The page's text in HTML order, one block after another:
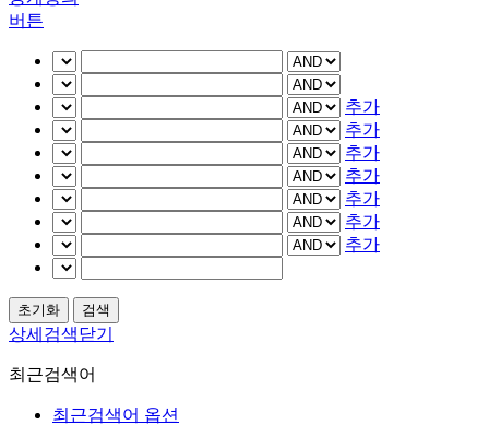
버튼
추가
추가
추가
추가
추가
추가
추가
상세검색닫기
최근검색어
최근검색어 옵션